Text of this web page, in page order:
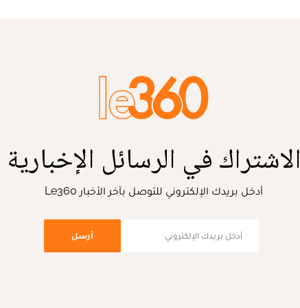
الاشتراك في الرسائل الإخبارية
أدخل بريدك الإلكتروني للتوصل بآخر الأخبار Le360
أرسل